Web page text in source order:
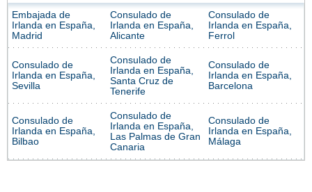
Embajada de
Irlanda en España,
Madrid
Consulado de
Irlanda en España,
Alicante
Consulado de
Irlanda en España,
Ferrol
Consulado de
Irlanda en España,
Sevilla
Consulado de
Irlanda en España,
Santa Cruz de
Tenerife
Consulado de
Irlanda en España,
Barcelona
Consulado de
Irlanda en España,
Bilbao
Consulado de
Irlanda en España,
Las Palmas de Gran
Canaria
Consulado de
Irlanda en España,
Málaga